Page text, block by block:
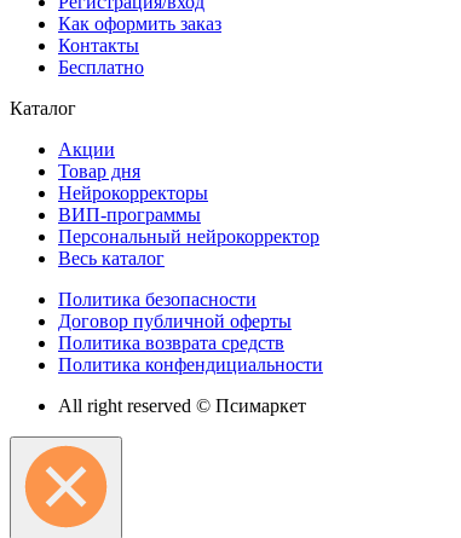
Как оформить заказ
Контакты
Бесплатно
Каталог
Акции
Товар дня
Нейрокорректоры
ВИП-программы
Персональный нейрокорректор
Весь каталог
Политика безопасности
Договор публичной оферты
Политика возврата средств
Политика конфендициальности
All right reserved © Псимаркет